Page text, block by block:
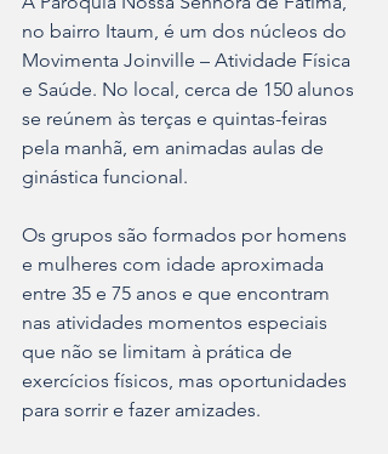
no bairro Itaum, é um dos núcleos do
Movimenta Joinville – Atividade Física
e Saúde. No local, cerca de 150 alunos
se reúnem às terças e quintas-feiras
pela manhã, em animadas aulas de
ginástica funcional.
Os grupos são formados por homens
e mulheres com idade aproximada
entre 35 e 75 anos e que encontram
nas atividades momentos especiais
que não se limitam à prática de
exercícios físicos, mas oportunidades
para sorrir e fazer amizades.